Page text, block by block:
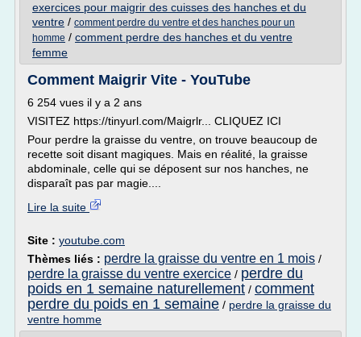
exercices pour maigrir des cuisses des hanches et du
ventre / comment perdre du ventre et des hanches pour un
homme / comment perdre des hanches et du ventre
femme
Comment Maigrir Vite - YouTube
6 254 vues il y a 2 ans
VISITEZ https://tinyurl.com/Maigrlr... CLIQUEZ ICI
Pour perdre la graisse du ventre, on trouve beaucoup de
recette soit disant magiques. Mais en réalité, la graisse
abdominale, celle qui se déposent sur nos hanches, ne
disparaît pas par magie....
Lire la suite
Site : youtube.com
Thèmes liés : perdre la graisse du ventre en 1 mois /
perdre la graisse du ventre exercice / perdre du
poids en 1 semaine naturellement / comment
perdre du poids en 1 semaine / perdre la graisse du
ventre homme